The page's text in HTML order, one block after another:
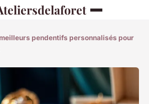
pendentifs personnalisés pour